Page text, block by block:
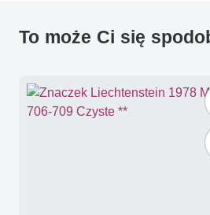
To może Ci się